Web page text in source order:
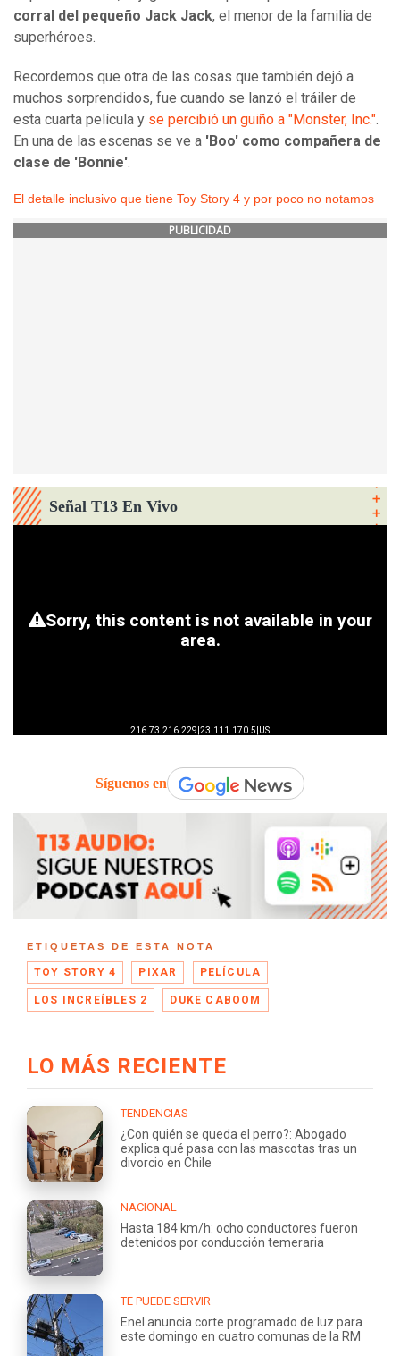
corral del pequeño Jack Jack, el menor de la familia de
superhéroes.
Recordemos que otra de las cosas que también dejó a
muchos sorprendidos, fue cuando se lanzó el tráiler de
esta cuarta película y se percibió un guiño a "Monster, Inc.".
En una de las escenas se ve a 'Boo' como compañera de
clase de 'Bonnie'.
El detalle inclusivo que tiene Toy Story 4 y por poco no notamos
PUBLICIDAD
Señal T13 En Vivo
Síguenos en
ETIQUETAS DE ESTA NOTA
TOY STORY 4 PIXAR PELÍCULA
LOS INCREÍBLES 2 DUKE CABOOM
LO MÁS RECIENTE
TENDENCIAS
¿Con quién se queda el perro?: Abogado
explica qué pasa con las mascotas tras un
divorcio en Chile
NACIONAL
Hasta 184 km/h: ocho conductores fueron
detenidos por conducción temeraria
TE PUEDE SERVIR
Enel anuncia corte programado de luz para
este domingo en cuatro comunas de la RM